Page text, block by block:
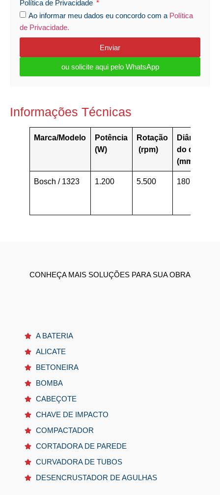
Política de Privacidade
Ao informar meu dados eu concordo com a Política
de Privacidade.
Enviar
ou solicite aqui pelo WhatsApp
Informações Técnicas
Marca/Modelo
Potência
(W)
Rotação
(rpm)
Diâmetro
do disco
(mm)
Bosch / 1323 1.200 5.500 180
CONHEÇA MAIS SOLUÇÕES PARA SUA OBRA
A BATERIA
ALICATE
BETONEIRA
BOMBA
CABEÇOTE
CHAVE DE IMPACTO
COMPACTADOR
CORTADORA DE PAREDE
CURVADORA DE TUBOS
DESENCRUSTADOR DE AGULHAS